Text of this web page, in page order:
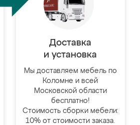
Доставка
и установка
Мы доставляем мебель по
Коломне и всей
Московской области
бесплатно!
Стоимость сборки мебели:
10% от стоимости заказа.